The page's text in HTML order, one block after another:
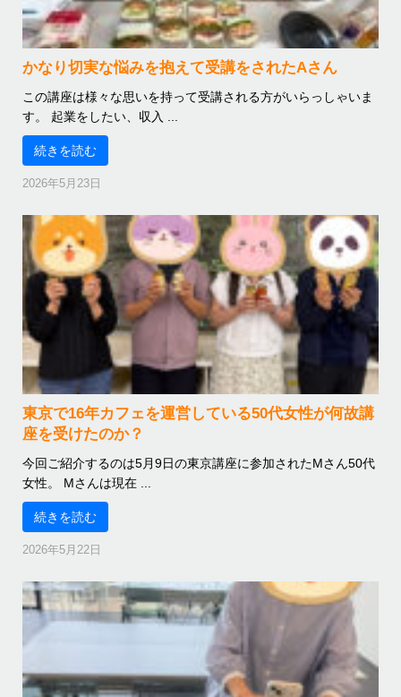
かなり切実な悩みを抱えて受講をされたAさん
この講座は様々な思いを持って受講される方がいらっしゃいま
す。 起業をしたい、収入 ...
続きを読む
2026年5月23日
東京で16年カフェを運営している50代女性が何故講
座を受けたのか？
今回ご紹介するのは5月9日の東京講座に参加されたMさん50代
女性。 Mさんは現在 ...
続きを読む
2026年5月22日